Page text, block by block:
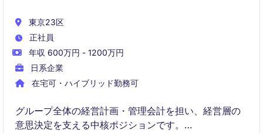
東京23区
正社員
年収 600万円 - 1200万円
日系企業
在宅可・ハイブリッド勤務可
グループ全体の経営計画・管理会計を担い、経営層の
意思決定を支える中核ポジションです。